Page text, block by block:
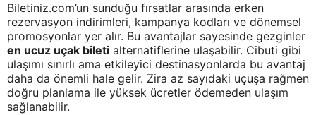
Biletiniz.com’un sunduğu fırsatlar arasında erken
rezervasyon indirimleri, kampanya kodları ve dönemsel
promosyonlar yer alır. Bu avantajlar sayesinde gezginler
en ucuz uçak bileti alternatiflerine ulaşabilir. Cibuti gibi
ulaşımı sınırlı ama etkileyici destinasyonlarda bu avantaj
daha da önemli hale gelir. Zira az sayıdaki uçuşa rağmen
doğru planlama ile yüksek ücretler ödemeden ulaşım
sağlanabilir.